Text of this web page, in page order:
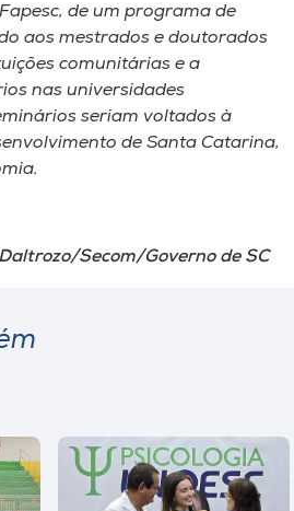
de um programa de
aos mestrados e doutorados
comunitárias e a
nas universidades
seriam voltados à
de Santa Catarina,
Secom/Governo de SC